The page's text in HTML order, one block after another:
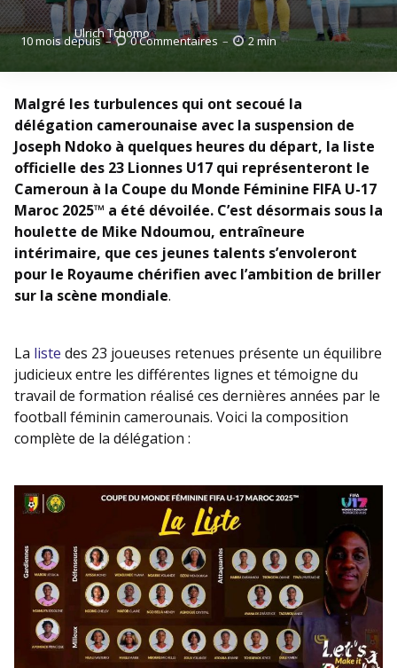
Posté
par
Ulrich Tchomo
10 mois depuis 0Commentaires 2 min
Malgré les turbulences qui ont secoué la
délégation camerounaise avec la suspension de
Joseph Ndoko à quelques heures du départ, la liste
officielle des 23 Lionnes U17 qui représenteront le
Cameroun à la Coupe du Monde Féminine FIFA U-17
Maroc 2025™ a été dévoilée. C’est désormais sous la
houlette de Mike Ndoumou, entraîneure
intérimaire, que ces jeunes talents s’envoleront
pour le Royaume chérifien avec l’ambition de briller
sur la scène mondiale.
La liste des 23 joueuses retenues présente un équilibre
judicieux entre les différentes lignes et témoigne du
travail de formation réalisé ces dernières années par le
football féminin camerounais. Voici la composition
complète de la délégation :